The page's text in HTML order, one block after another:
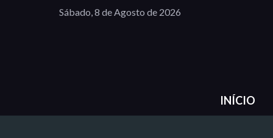
Sábado, 8 de Agosto de 2026
INÍCIO